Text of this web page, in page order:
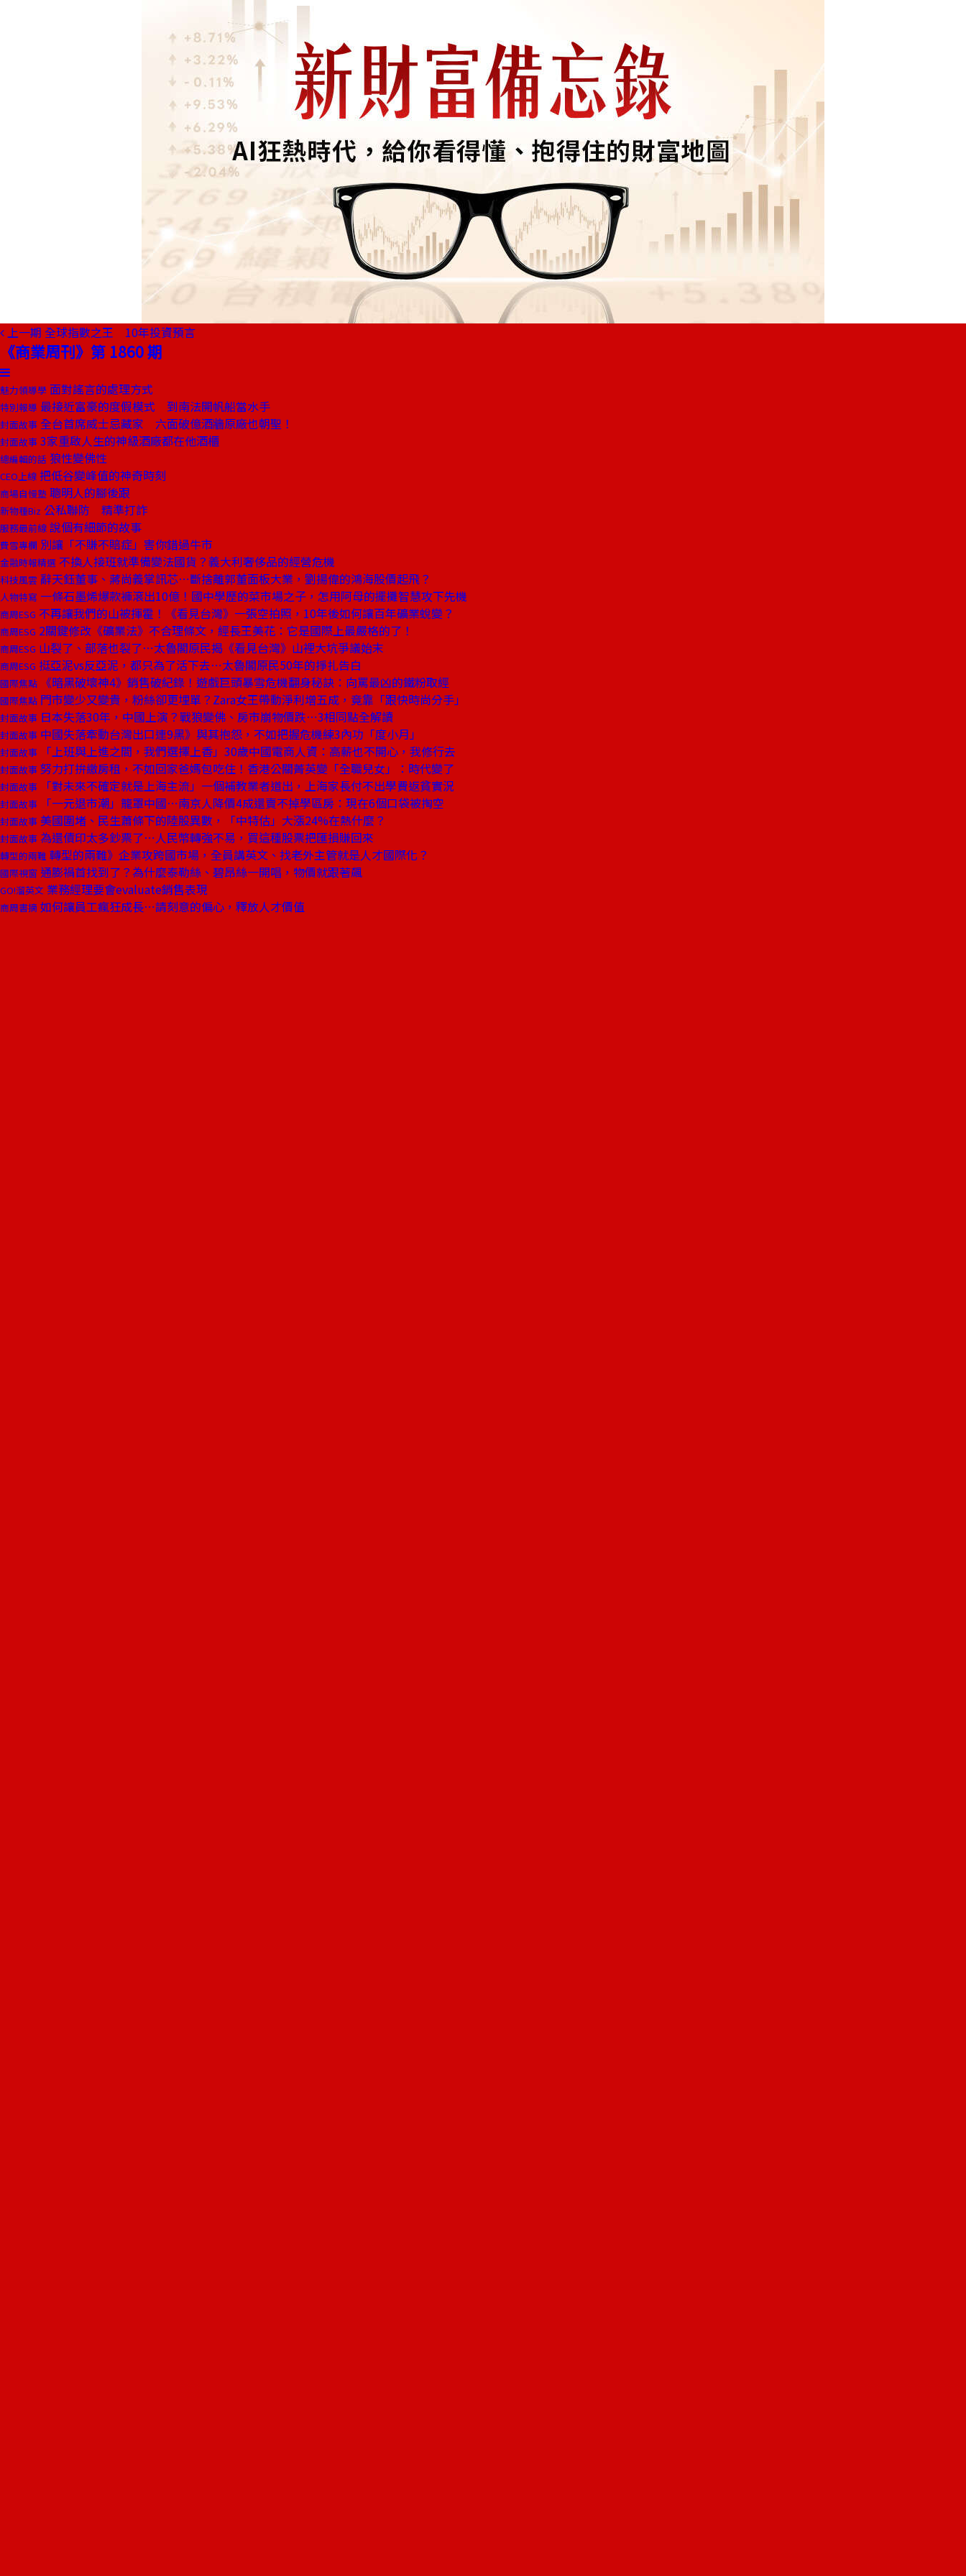
上一期 全球指數之王 10年投資預言
《商業周刊》第 1860 期
魅力領導學 面對謠言的處理方式
特別報導 最接近富豪的度假模式 到南法開帆船當水手
封面故事 全台首席威士忌藏家 六面破億酒牆原廠也朝聖！
封面故事 3家重啟人生的神級酒廠都在他酒櫃
總編輯的話 狼性變佛性
CEO上線 把低谷變峰值的神奇時刻
商場自慢塾 聰明人的腳後跟
新物種Biz 公私聯防 精準打詐
服務最前線 說個有細節的故事
費雪專欄 別讓「不賺不賠症」害你錯過牛市
金融時報精選 不換人接班就準備變法國貨？義大利奢侈品的經營危機
科技風雲 辭天鈺董事、蔣尚義掌訊芯⋯斷捨離郭董面板大業，劉揚偉的鴻海股價起飛？
人物特寫 一條石墨烯爆款褲滾出10億！國中學歷的菜市場之子，怎用阿母的擺攤智慧攻下先機
商周ESG 不再讓我們的山被揮霍！《看見台灣》一張空拍照，10年後如何讓百年礦業蛻變？
商周ESG 2關鍵修改《礦業法》不合理條文，經長王美花：它是國際上最嚴格的了！
商周ESG 山裂了、部落也裂了⋯太魯閣原民揭《看見台灣》山裡大坑爭議始末
商周ESG 挺亞泥vs反亞泥，都只為了活下去⋯太魯閣原民50年的掙扎告白
國際焦點 《暗黑破壞神4》銷售破紀錄！遊戲巨頭暴雪危機翻身秘訣：向罵最凶的鐵粉取經
國際焦點 門市變少又變貴，粉絲卻更埋單？Zara女王帶動淨利增五成，竟靠「跟快時尚分手」
封面故事 日本失落30年，中國上演？戰狼變佛、房市崩物價跌⋯3相同點全解讀
封面故事 中國失落牽動台灣出口連9黑》與其抱怨，不如把握危機練3內功「度小月」
封面故事 「上班與上進之間，我們選擇上香」30歲中國電商人資：高薪也不開心，我修行去
封面故事 努力打拚繳房租，不如回家爸媽包吃住！香港公關菁英變「全職兒女」：時代變了
封面故事 「對未來不確定就是上海主流」一個補教業者道出，上海家長付不出學費返貧實況
封面故事 「一元退市潮」籠罩中國⋯南京人降價4成還賣不掉學區房：現在6個口袋被掏空
封面故事 美國圍堵、民生蕭條下的陸股異數，「中特估」大漲24%在熱什麼？
封面故事 為還債印太多鈔票了⋯人民幣轉強不易，買這種股票把匯損賺回來
轉型的兩難 轉型的兩難》企業攻跨國市場，全員講英文、找老外主管就是人才國際化？
國際視窗 通膨禍首找到了？為什麼泰勒絲、碧昂絲一開唱，物價就跟著飆
GO!溜英文 業務經理要會evaluate銷售表現
商周書摘 如何讓員工瘋狂成長⋯請刻意的偏心，釋放人才價值